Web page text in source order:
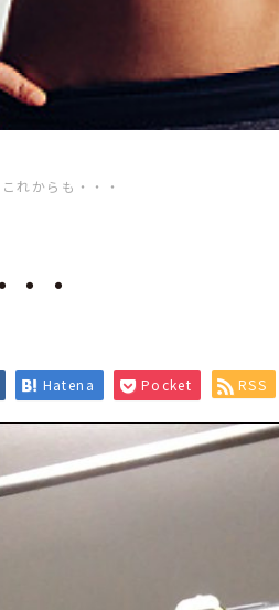
これからも・・・
・・
Hatena Pocket RSS